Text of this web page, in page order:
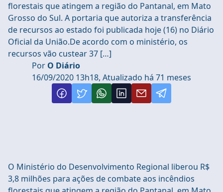
florestais que atingem a região do Pantanal, em Mato
Grosso do Sul. A portaria que autoriza a transferência
de recursos ao estado foi publicada hoje (16) no Diário
Oficial da União.De acordo com o ministério, os
recursos vão custear 37 […]
Por O Diário
16/09/2020 13h18, Atualizado há 71 meses
O Ministério do Desenvolvimento Regional liberou R$
3,8 milhões para ações de combate aos incêndios